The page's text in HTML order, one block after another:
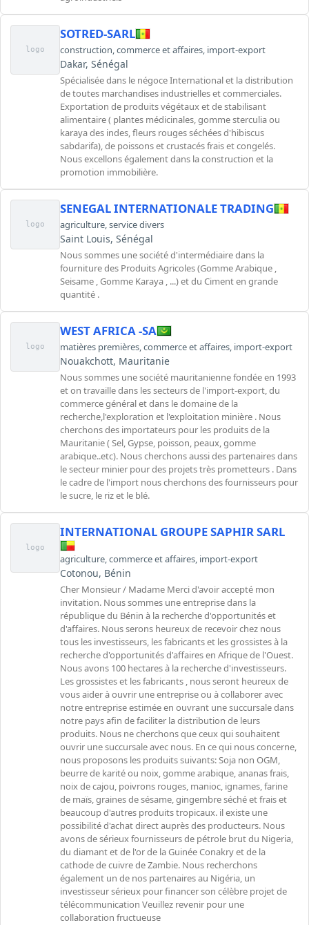
logo
SOTRED-SARL
construction,commerce et affaires, import-export
Dakar, Sénégal
Spécialisée dans le négoce International et la distribution
de toutes marchandises industrielles et commerciales.
Exportation de produits végétaux et de stabilisant
alimentaire ( plantes médicinales, gomme sterculia ou
karaya des indes, fleurs rouges séchées d'hibiscus
sabdarifa), de poissons et crustacés frais et congelés.
Nous excellons également dans la construction et la
promotion immobilière.
logo
SENEGAL INTERNATIONALE TRADING
agriculture,service divers
Saint Louis, Sénégal
Nous sommes une société d'intermédiaire dans la
fourniture des Produits Agricoles (Gomme Arabique ,
Seisame , Gomme Karaya , ...) et du Ciment en grande
quantité .
logo
WEST AFRICA -SA
matières premières,commerce et affaires, import-export
Nouakchott, Mauritanie
Nous sommes une société mauritanienne fondée en 1993
et on travaille dans les secteurs de l'import-export, du
commerce général et dans le domaine de la
recherche,l'exploration et l'exploitation minière . Nous
cherchons des importateurs pour les produits de la
Mauritanie ( Sel, Gypse, poisson, peaux, gomme
arabique..etc). Nous cherchons aussi des partenaires dans
le secteur minier pour des projets très prometteurs . Dans
le cadre de l'import nous cherchons des fournisseurs pour
le sucre, le riz et le blé.
logo
INTERNATIONAL GROUPE SAPHIR SARL
agriculture,commerce et affaires, import-export
Cotonou, Bénin
Cher Monsieur / Madame Merci d'avoir accepté mon
invitation. Nous sommes une entreprise dans la
république du Bénin à la recherche d'opportunités et
d'affaires. Nous serons heureux de recevoir chez nous
tous les investisseurs, les fabricants et les grossistes à la
recherche d'opportunités d'affaires en Afrique de l'Ouest.
Nous avons 100 hectares à la recherche d'investisseurs.
Les grossistes et les fabricants , nous seront heureux de
vous aider à ouvrir une entreprise ou à collaborer avec
notre entreprise estimée en ouvrant une succursale dans
notre pays afin de faciliter la distribution de leurs
produits. Nous ne cherchons que ceux qui souhaitent
ouvrir une succursale avec nous. En ce qui nous concerne,
nous proposons les produits suivants: Soja non OGM,
beurre de karité ou noix, gomme arabique, ananas frais,
noix de cajou, poivrons rouges, manioc, ignames, farine
de maïs, graines de sésame, gingembre séché et frais et
beaucoup d'autres produits tropicaux. il existe une
possibilité d'achat direct auprès des producteurs. Nous
avons de sérieux fournisseurs de pétrole brut du Nigeria,
du diamant et de l'or de la Guinée Conakry et de la
cathode de cuivre de Zambie. Nous recherchons
également un de nos partenaires au Nigéria, un
investisseur sérieux pour financer son célèbre projet de
télécommunication Veuillez revenir pour une
collaboration fructueuse